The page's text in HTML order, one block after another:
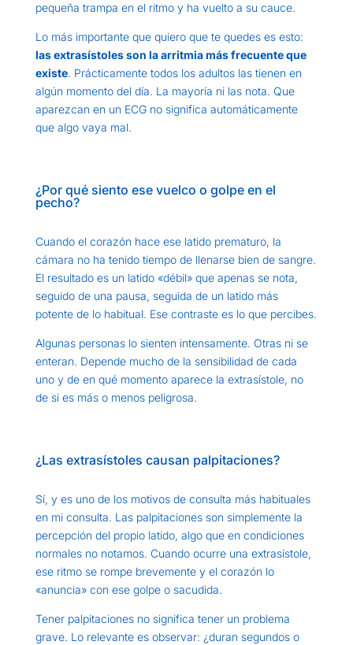
pequeña trampa en el ritmo y ha vuelto a su cauce.
Lo más importante que quiero que te quedes es esto:
las extrasístoles son la arritmia más frecuente que
existe. Prácticamente todos los adultos las tienen en
algún momento del día. La mayoría ni las nota. Que
aparezcan en un ECG no significa automáticamente
que algo vaya mal.
¿Por qué siento ese vuelco o golpe en el
pecho?
Cuando el corazón hace ese latido prematuro, la
cámara no ha tenido tiempo de llenarse bien de sangre.
El resultado es un latido «débil» que apenas se nota,
seguido de una pausa, seguida de un latido más
potente de lo habitual. Ese contraste es lo que percibes.
Algunas personas lo sienten intensamente. Otras ni se
enteran. Depende mucho de la sensibilidad de cada
uno y de en qué momento aparece la extrasístole, no
de si es más o menos peligrosa.
¿Las extrasístoles causan palpitaciones?
Sí, y es uno de los motivos de consulta más habituales
en mi consulta. Las palpitaciones son simplemente la
percepción del propio latido, algo que en condiciones
normales no notamos. Cuando ocurre una extrasístole,
ese ritmo se rompe brevemente y el corazón lo
«anuncia» con ese golpe o sacudida.
Tener palpitaciones no significa tener un problema
grave. Lo relevante es observar: ¿duran segundos o